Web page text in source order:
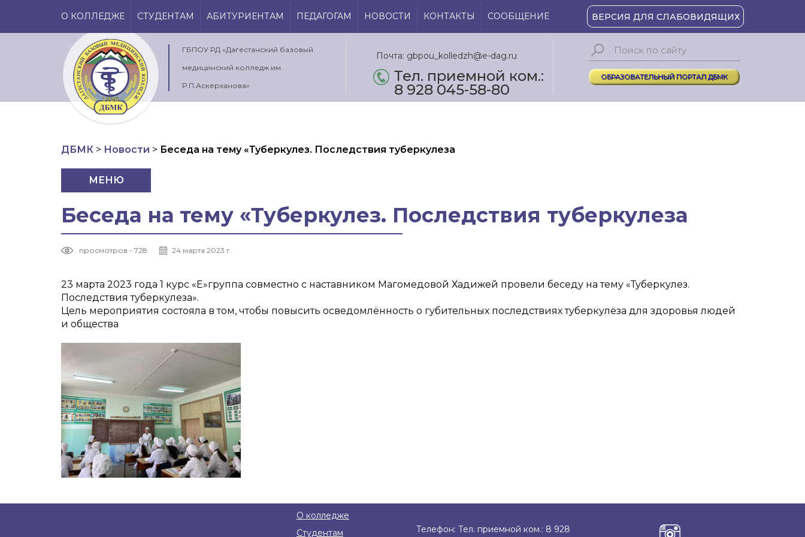
О КОЛЛЕДЖЕ СТУДЕНТАМ АБИТУРИЕНТАМ ПЕДАГОГАМ НОВОСТИ КОНТАКТЫ СООБЩЕНИЕ ВЕРСИЯ ДЛЯ СЛАБОВИДЯЩИХ
ГБПОУ РД «Дагестанский базовый
медицинский колледж им.
Р.П.Аскерханова»
Почта: gbpou_kolledzh@e-dag.ru
Тел. приемной ком.:
8 928 045-58-80
ОБРАЗОВАТЕЛЬНЫЙ ПОРТАЛ ДБМК
ДБМК > Новости > Беседа на тему «Туберкулез. Последствия туберкулеза
МЕНЮ
Беседа на тему «Туберкулез. Последствия туберкулеза
просмотров - 728 24 марта 2023 г.
23 марта 2023 года 1 курс «Е»группа совместно с наставником Магомедовой Хадижей провели беседу на тему «Туберкулез.
Последствия туберкулеза».
Цель мероприятия состояла в том, чтобы повысить осведомлённость о губительных последствиях туберкулёза для здоровья людей
и общества
О колледже
Студентам
Телефон: Тел. приемной ком.: 8 928